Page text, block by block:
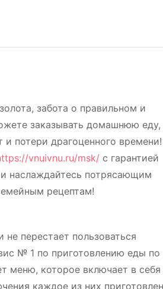
забота о правильном и
заказывать домашнюю еду,
потери драгоценного времени!
vnuivnu.ru/msk/ с гарантией
наслаждайтесь потрясающим
рецептам!
перестает пользоваться
№ 1 по приготовлению еды по
меню, которое включает в себя
каждое из них